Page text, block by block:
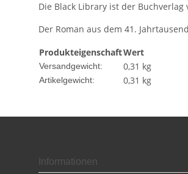
Die Black Library ist der
Der Roman aus dem 41.
ProdukteigenschaftWert
Versandgewicht: 0,31 kg
Artikelgewicht: 0,31 kg
Informationen